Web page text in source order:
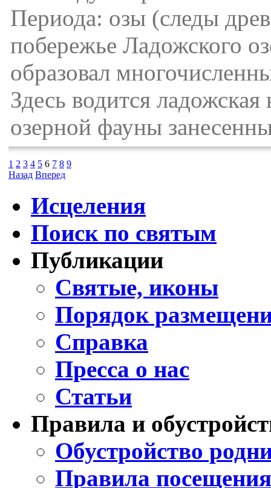
Периода: озы (следы
побережье Ладожского
образовал
Здесь водится
озерной фауны
1 2 3 4 5 6 7 8 9
Назад Вперед
Исцеления
Поиск по святым
Публикации
Святые, иконы
Порядок
Справка
Пресса о нас
Статьи
Правила и
Обустройство
Правила